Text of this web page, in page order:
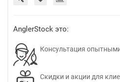
AnglerStock это:
Консультация
Скидки и акции для